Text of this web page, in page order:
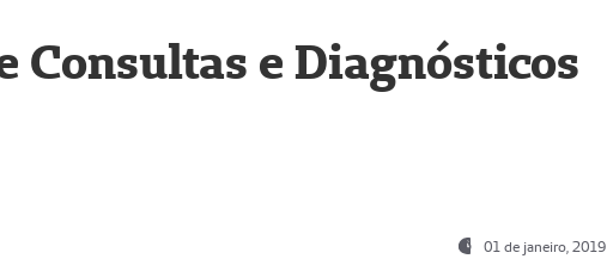
e Diagnósticos
01 de janeiro, 2019